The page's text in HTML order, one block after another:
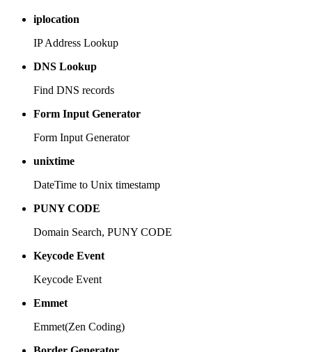
iplocation
IP Address Lookup
DNS Lookup
Find DNS records
Form Input Generator
Form Input Generator
unixtime
DateTime to Unix timestamp
PUNY CODE
Domain Search, PUNY CODE
Keycode Event
Keycode Event
Emmet
Emmet(Zen Coding)